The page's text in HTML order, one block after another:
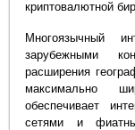
криптовалютной
Многоязычный
зарубежными
расширения
максимально
обеспечивает
сетями и